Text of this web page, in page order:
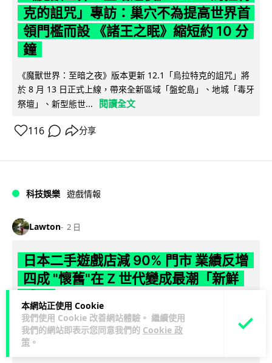
本網站正使用 Cookie
我們使用 Cookie 改善網站體驗。 繼續使用
我們的網站即表示您同意我們的 Cookie 政
策 。
克的詛咒」專訪：巢穴不為提高世界首
領門檻而設 《諸王之眠》縮短約 10 分
鐘
《魔獸世界：至暗之夜》版本更新 12.1「烏拉特克的詛咒」將
於 8 月 13 日正式上線，帶來全新區域「盤蛇島」、地城「毒牙
祭壇」、新型態世...
閱讀全文
116 分享
科技娛樂 遊戲情報
Lawton 2 日
日本二手遊戲店減 90% 門市 業績反增
四成 "懷舊"在 Z 世代變成最潮「新鮮
日本零售巨頭 GEO 將懷舊遊戲銷售門市從 1,000 間大幅減至
99 間，但銷售額卻不降反升至過往的 1.4 倍。做到「減店增